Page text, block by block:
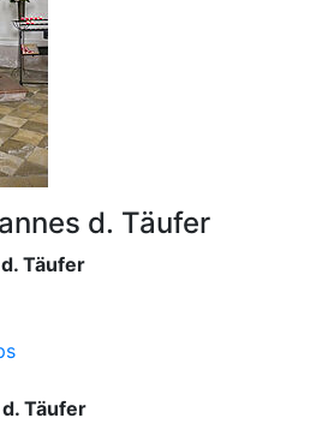
d. Täufer
Täufer
Täufer